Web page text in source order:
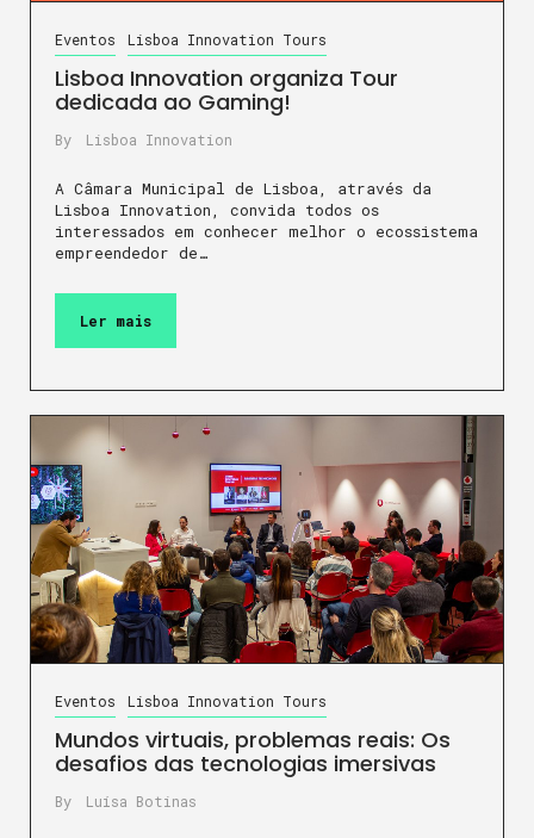
Eventos Lisboa Innovation Tours
Lisboa Innovation organiza Tour
dedicada ao Gaming!
By Lisboa Innovation
A Câmara Municipal de Lisboa, através da
Lisboa Innovation, convida todos os
interessados em conhecer melhor o ecossistema
empreendedor de…
Ler mais
Eventos Lisboa Innovation Tours
Mundos virtuais, problemas reais: Os
desafios das tecnologias imersivas
By Luísa Botinas